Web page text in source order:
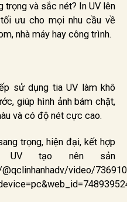
trọng và sắc nét? In UV lên
ưu cho mọi nhu cầu về
nhà máy hay công trình.
sử dụng tia UV làm khô
giúp hình ảnh bám chặt,
và có độ nét cực cao.
trọng, hiện đại, kết hợp
UV tạo nên sản
video/